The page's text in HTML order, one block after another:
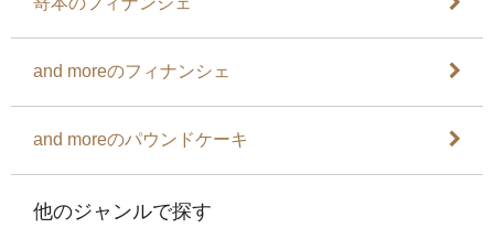
and moreのフィナンシェ
and moreのパウンドケーキ
他のジャンルで探す